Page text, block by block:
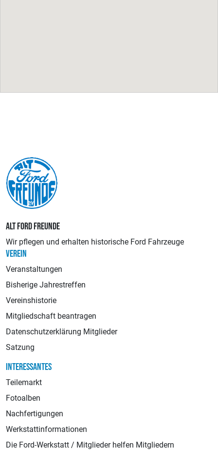
ALT FORD FREUNDE
Wir pflegen und erhalten historische Ford Fahrzeuge
VEREIN
Veranstaltungen
Bisherige Jahrestreffen
Vereinshistorie
Mitgliedschaft beantragen
Datenschutzerklärung Mitglieder
Satzung
INTERESSANTES
Teilemarkt
Fotoalben
Nachfertigungen
Werkstattinformationen
Die Ford-Werkstatt / Mitglieder helfen Mitgliedern